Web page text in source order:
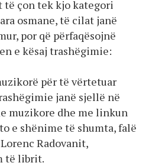
çon tek kjo kategori
osmane, të cilat janë
por që përfaqësojnë
e kësaj trashëgimie:
për të vërtetuar
janë sjellë në
muzikore dhe me linkun
e shënime të shumta, falë
Radovanit,
të librit.